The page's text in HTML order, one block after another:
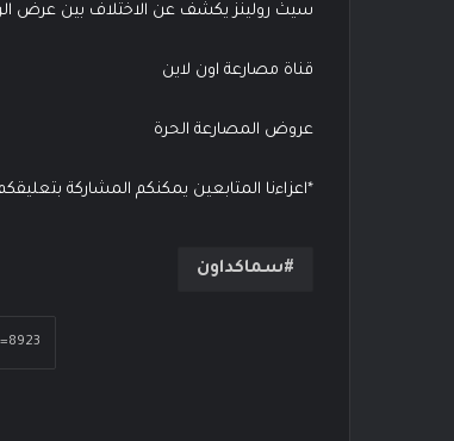
سيث رولينز يكشف عن الاختلاف بين عرض
قناة مصارعة اون لاين
عروض المصارعة الحرة
*اعزاءنا المتابعين يمكنكم المشاركة
سماكداون